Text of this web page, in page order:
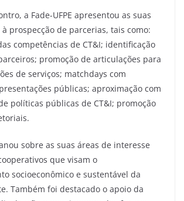
a Fade-UFPE apresentou as suas
prospecção de parcerias, tais como:
competências de CT&I; identificação
promoção de articulações para
de serviços; matchdays com
públicas; aproximação com
políticas públicas de CT&I; promoção
sobre as suas áreas de interesse
que visam o
socioeconômico e sustentável da
Também foi destacado o apoio da